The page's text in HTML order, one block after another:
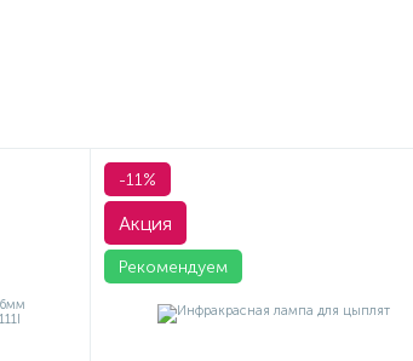
-11%
Акция
Рекомендуем